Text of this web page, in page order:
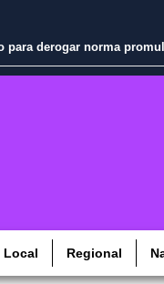
derogar norma
Local Regional